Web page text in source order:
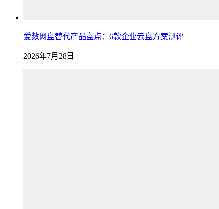
爱数网盘替代产品盘点：6款企业云盘方案测评
2026年7月28日